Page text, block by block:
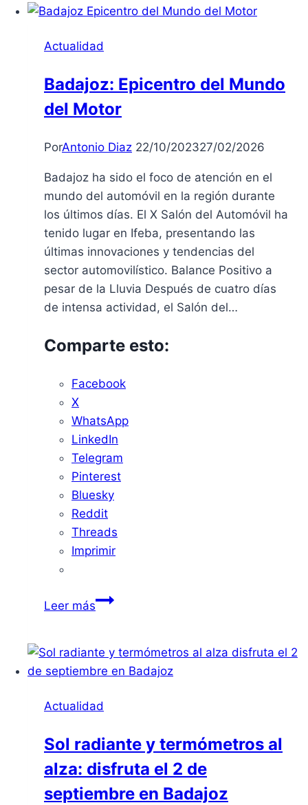
Badajoz
prepara
una
velada
con
reforzada
Actualidad
Badajoz: Epicentro del Mundo
del Motor
PorAntonio Diaz 22/10/202327/02/2026
Badajoz ha sido el foco de atención en el
mundo del automóvil en la región durante
los últimos días. El X Salón del Automóvil ha
tenido lugar en Ifeba, presentando las
últimas innovaciones y tendencias del
sector automovilístico. Balance Positivo a
pesar de la Lluvia Después de cuatro días
de intensa actividad, el Salón del…
Comparte esto:
Facebook
X
WhatsApp
LinkedIn
Telegram
Pinterest
Bluesky
Reddit
Threads
Imprimir
Leer másBadajoz:
Mundo
del
Actualidad
Sol radiante y termómetros al
alza: disfruta el 2 de
septiembre en Badajoz